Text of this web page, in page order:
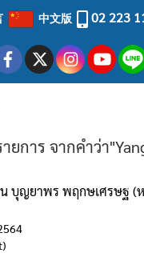
中文版 02 223
ยการ จากคำว่า
บุญยาพร พฤกษเศรษฐ (